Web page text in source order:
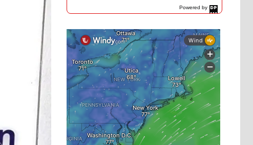
Powered by
DaysPedia.com